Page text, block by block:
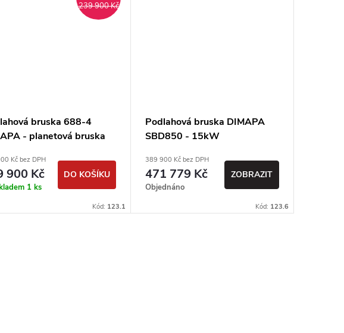
239 900 Kč
bruska 688-4
- planetová bruska
Kč bez DPH
900 Kč
1 ks
DO KOŠÍKU
Kód: 123.1
Podlahová bruska DIMAPA
SBD850 - 15kW
389 900 Kč bez DPH
471 779 Kč
Objednáno
ZOBRAZIT
Kód: 123.6